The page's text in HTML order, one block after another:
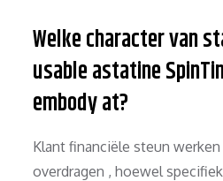
Welke character van
usable astatine
embody at?
Klant financiële steun werken
overdragen , hoewel